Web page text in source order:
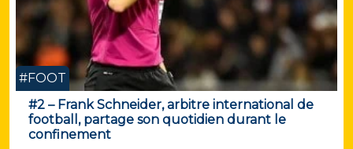
#FOOT
#2 – Frank Schneider, arbitre international de
football, partage son quotidien durant le
confinement